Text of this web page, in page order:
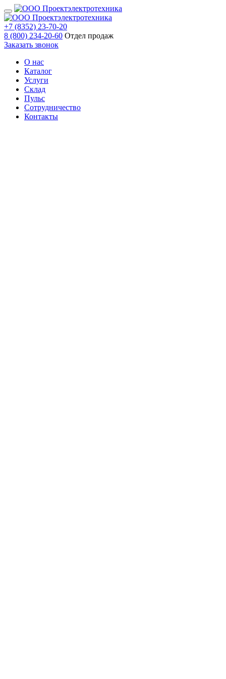
+7 (8352) 23-70-20
8 (800) 234-20-60 Отдел продаж
Заказать звонок
О нас
Каталог
Услуги
Склад
Пульс
Сотрудничество
Контакты